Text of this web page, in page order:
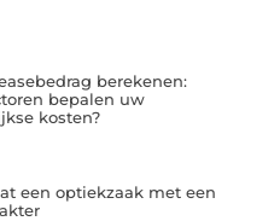
berekenen:
bepalen uw
kosten?
een optiekzaak met een